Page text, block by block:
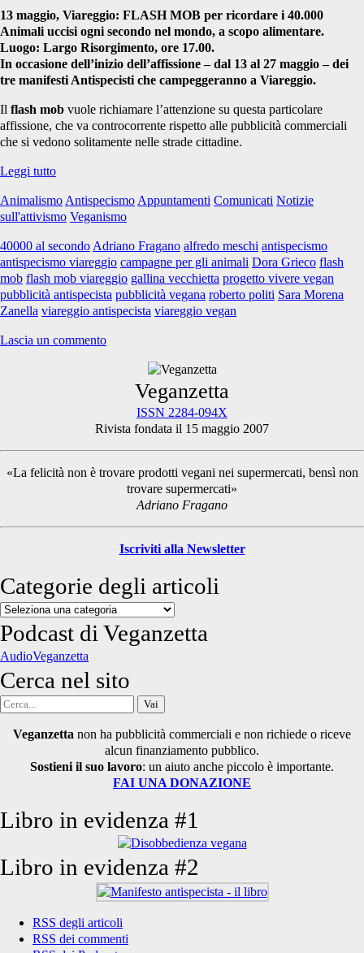
13 maggio, Viareggio: FLASH MOB per ricordare i 40.000
Animali uccisi ogni secondo nel mondo, a scopo alimentare.
Luogo: Largo Risorgimento, ore 17.00.
In occasione dell’inizio dell’affissione – dal 13 al 27 maggio – dei
tre manifesti Antispecisti che campeggeranno a Viareggio.
Il flash mob vuole richiamare l’attenzione su questa particolare
affissione, che va controcorrente rispetto alle pubblicità commerciali
che si vedono solitamente nelle strade cittadine.
Leggi tuttoComunicato
Flash
mob
a
Viareggio
Animalismo Antispecismo Appuntamenti Comunicati Notizie
sull'attivismo Veganismo
40000 al secondo Adriano Fragano alfredo meschi antispecismo
antispecismo viareggio campagne per gli animali Dora Grieco flash
mob flash mob viareggio gallina vecchietta progetto vivere vegan
pubblicità antispecista pubblicità vegana roberto politi Sara Morena
Zanella viareggio antispecista viareggio vegan
Lascia un commento
Sidebar
Veganzetta
ISSN 2284-094X
Rivista fondata il 15 maggio 2007
«La felicità non è trovare prodotti vegani nei supermercati, bensì non
trovare supermercati»
Adriano Fragano
Iscriviti alla Newsletter
Categorie degli articoli
Categorie
degli
articoli
Podcast di Veganzetta
AudioVeganzetta
Cerca nel sito
Cerca
Veganzetta non ha pubblicità commerciali e non richiede o riceve
alcun finanziamento pubblico.
Sostieni il suo lavoro: un aiuto anche piccolo è importante.
FAI UNA DONAZIONE
Libro in evidenza #1
Libro in evidenza #2
RSS degli articoli
RSS dei commenti